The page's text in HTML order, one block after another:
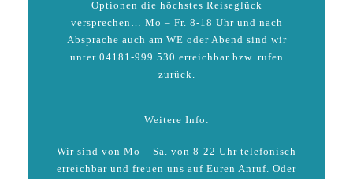
Optionen die höchstes Reiseglück
versprechen… Mo – Fr. 8-18 Uhr und nach
Absprache auch am WE oder Abend sind wir
unter 04181-999 530 erreichbar bzw. rufen
zurück.
Weitere Info:
Wir sind von Mo – Sa. von 8-22 Uhr telefonisch
erreichbar und freuen uns auf Euren Anruf. Oder